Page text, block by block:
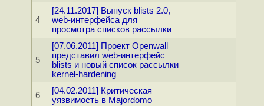
4
[24.11.2017] Выпуск blists 2.0,
web-интерфейса для
просмотра списков рассылки
5
[07.06.2011] Проект Openwall
представил web-интерфейс
blists и новый список рассылки
kernel-hardening
6
[04.02.2011] Критическая
уязвимость в Majordomo